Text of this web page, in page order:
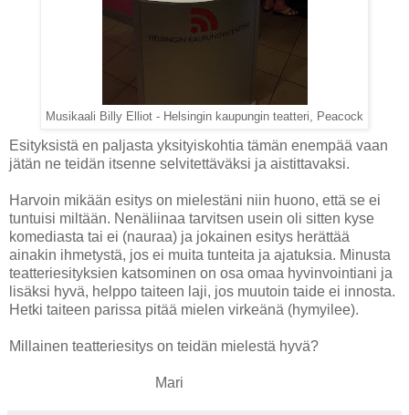
Musikaali Billy Elliot - Helsingin kaupungin teatteri, Peacock
Esityksistä en paljasta yksityiskohtia tämän enempää vaan
jätän ne teidän itsenne selvitettäväksi ja aistittavaksi.
Harvoin mikään esitys on mielestäni niin huono, että se ei
tuntuisi miltään. Nenäliinaa tarvitsen usein oli sitten kyse
komediasta tai ei (nauraa) ja jokainen esitys herättää
ainakin ihmetystä, jos ei muita tunteita ja ajatuksia. Minusta
teatteriesityksien katsominen on osa omaa hyvinvointiani ja
lisäksi hyvä, helppo taiteen laji, jos muutoin taide ei innosta.
Hetki taiteen parissa pitää mielen virkeänä (hymyilee).
Millainen teatteriesitys on teidän mielestä hyvä?
Mari